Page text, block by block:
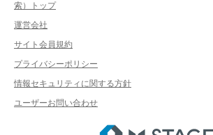
索）トップ
運営会社
サイト会員規約
プライバシーポリシー
情報セキュリティに関する方針
ユーザーお問い合わせ